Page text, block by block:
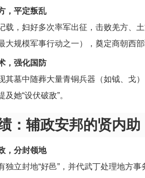
，平定叛乱
载，妇好多次率军出征，击败羌方、
大规模军事行动之一），奠定商朝西部
，强化国防
其墓中随葬大量青铜兵器（如钺、戈
及她“设伏破敌”。
：辅政安邦的贤内助
，分封领地
独立封地“好邑”，并代武丁处理地方